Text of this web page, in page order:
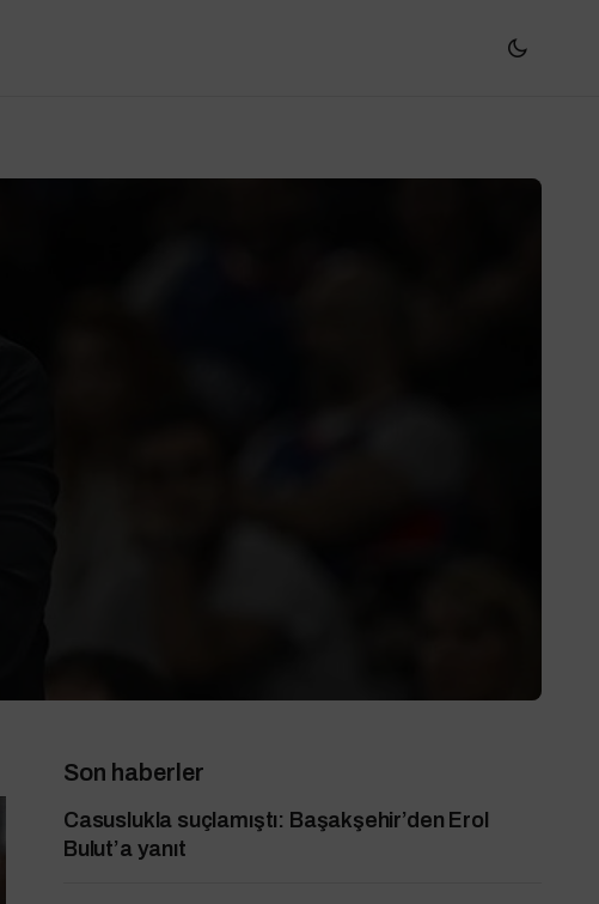
Son haberler
Casuslukla suçlamıştı: Başakşehir’den Erol
Bulut’a yanıt